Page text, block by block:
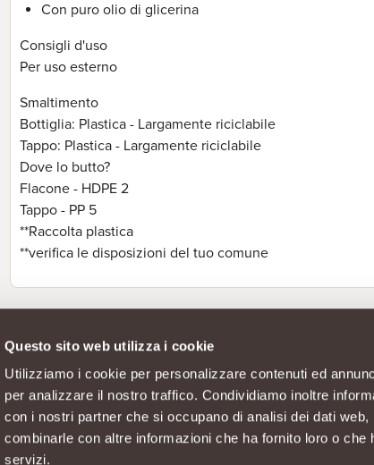
Questo sito web utilizza i cookie
Utilizziamo i cookie per personalizzare contenuti ed
per analizzare il nostro traffico. Condividiamo inoltre
con i nostri partner che si occupano di analisi dei dati
combinarle con altre informazioni che ha fornito loro o
servizi.
Con puro olio di glicerina
Consigli d'uso
Per uso esterno
Smaltimento
Bottiglia: Plastica - Largamente riciclabile
Tappo: Plastica - Largamente riciclabile
Dove lo butto?
Flacone - HDPE 2
Tappo - PP 5
**Raccolta plastica
**verifica le disposizioni del tuo comune